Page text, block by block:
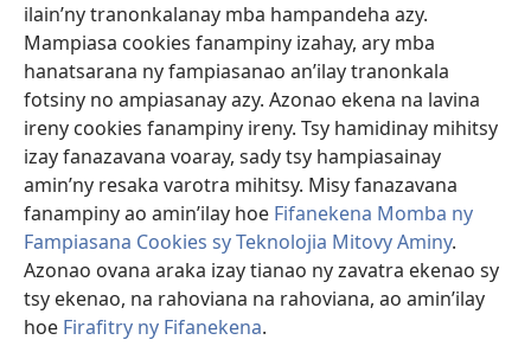
ilain’ny tranonkalanay mba hampandeha azy.
Mampiasa cookies fanampiny izahay, ary mba
hanatsarana ny fampiasanao an’ilay tranonkala
fotsiny no ampiasanay azy. Azonao ekena na lavina
ireny cookies fanampiny ireny. Tsy hamidinay mihitsy
izay fanazavana voaray, sady tsy hampiasainay
amin’ny resaka varotra mihitsy. Misy fanazavana
fanampiny ao amin’ilay hoe Fifanekena Momba ny
Fampiasana Cookies sy Teknolojia Mitovy Aminy.
Azonao ovana araka izay tianao ny zavatra ekenao sy
tsy ekenao, na rahoviana na rahoviana, ao amin’ilay
hoe Firafitry ny Fifanekena.
FITEHIRIZAM-BOKIN’NY Vavolombelon’i Jehovah
(manokatra
rohy)
JW Hub
(manokatra
rohy)
JW Library
Watchtower Library ®
Copyright© 2026 Watch Tower Bible and Tract Society of Pennsylvania.
FIFANEKENA| FIFANEKENA MOMBA NY TSIAMBARATELO
NY FIFANEKENA